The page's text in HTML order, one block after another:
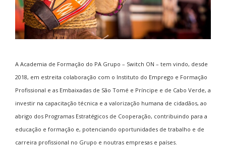
A Academia de Formação do PA Grupo – Switch ON – tem vindo, desde
2018, em estreita colaboração com o Instituto do Emprego e Formação
Profissional e as Embaixadas de São Tomé e Príncipe e de Cabo Verde, a
investir na capacitação técnica e a valorização humana de cidadãos, ao
abrigo dos Programas Estratégicos de Cooperação, contribuindo para a
educação e formação e, potenciando oportunidades de trabalho e de
carreira profissional no Grupo e noutras empresas e países.